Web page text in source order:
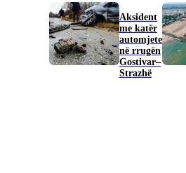
Aksident
me katër
automjete
në rrugën
Gostivar–
Strazhë